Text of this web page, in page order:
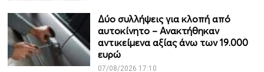
Δύο συλλήψεις για κλοπή από
αυτοκίνητο – Ανακτήθηκαν
αντικείμενα αξίας άνω των 19.000
ευρώ
07/08/2026 17:10